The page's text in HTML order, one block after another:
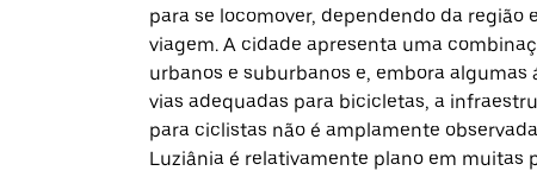
para se locomover, dependendo da região
viagem. A cidade apresenta uma
urbanos e suburbanos e, embora algumas
vias adequadas para bicicletas, a
para ciclistas não é amplamente
Luziânia é relativamente plano em muitas